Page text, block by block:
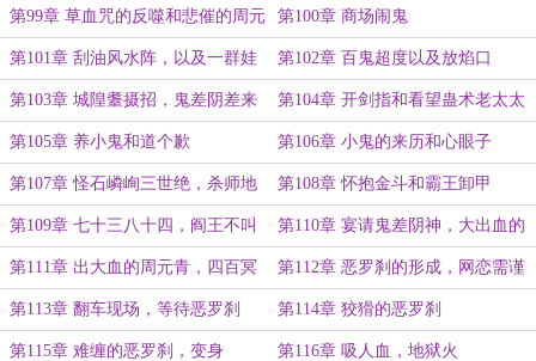
的挑战
第99章 草血咒的反噬和悲催的周元
青
第100章 商场闹鬼
第101章 刮油风水阵，以及一群娃
娃鬼
第102章 百鬼超度以及放焰口
第103章 城隍耋摄招，鬼差阴差来
帮忙
第104章 开剑指和看望蛊术老太太
第105章 养小鬼和道个歉 第106章 小鬼的来历和心眼子
第107章 怪石嶙峋三世绝，杀师地 第108章 怀抱金斗和霸王卸甲
第109章 七十三八十四，阎王不叫
自己去，替死，重丧
第110章 宴请鬼差阴神，大出血的
周元青
第111章 出大血的周元青，四百冥
币
第112章 恶罗刹的形成，网恋需谨
慎
第113章 翻车现场，等待恶罗刹 第114章 狡猾的恶罗刹
第115章 难缠的恶罗刹，变身 第116章 吸人血，地狱火